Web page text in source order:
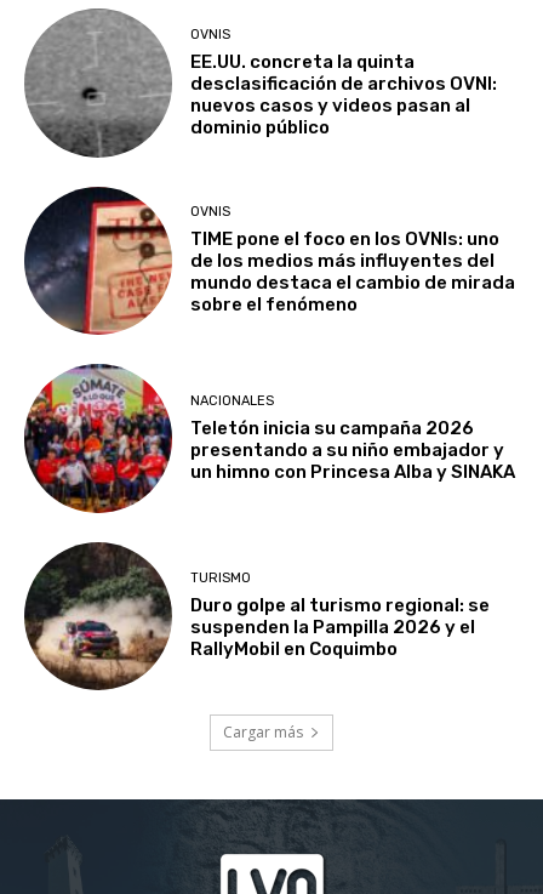
OVNIS
EE.UU. concreta la quinta
desclasificación de archivos OVNI:
nuevos casos y videos pasan al
dominio público
OVNIS
TIME pone el foco en los OVNIs: uno
de los medios más influyentes del
mundo destaca el cambio de mirada
sobre el fenómeno
NACIONALES
Teletón inicia su campaña 2026
presentando a su niño embajador y
un himno con Princesa Alba y SINAKA
TURISMO
Duro golpe al turismo regional: se
suspenden la Pampilla 2026 y el
RallyMobil en Coquimbo
Cargar más